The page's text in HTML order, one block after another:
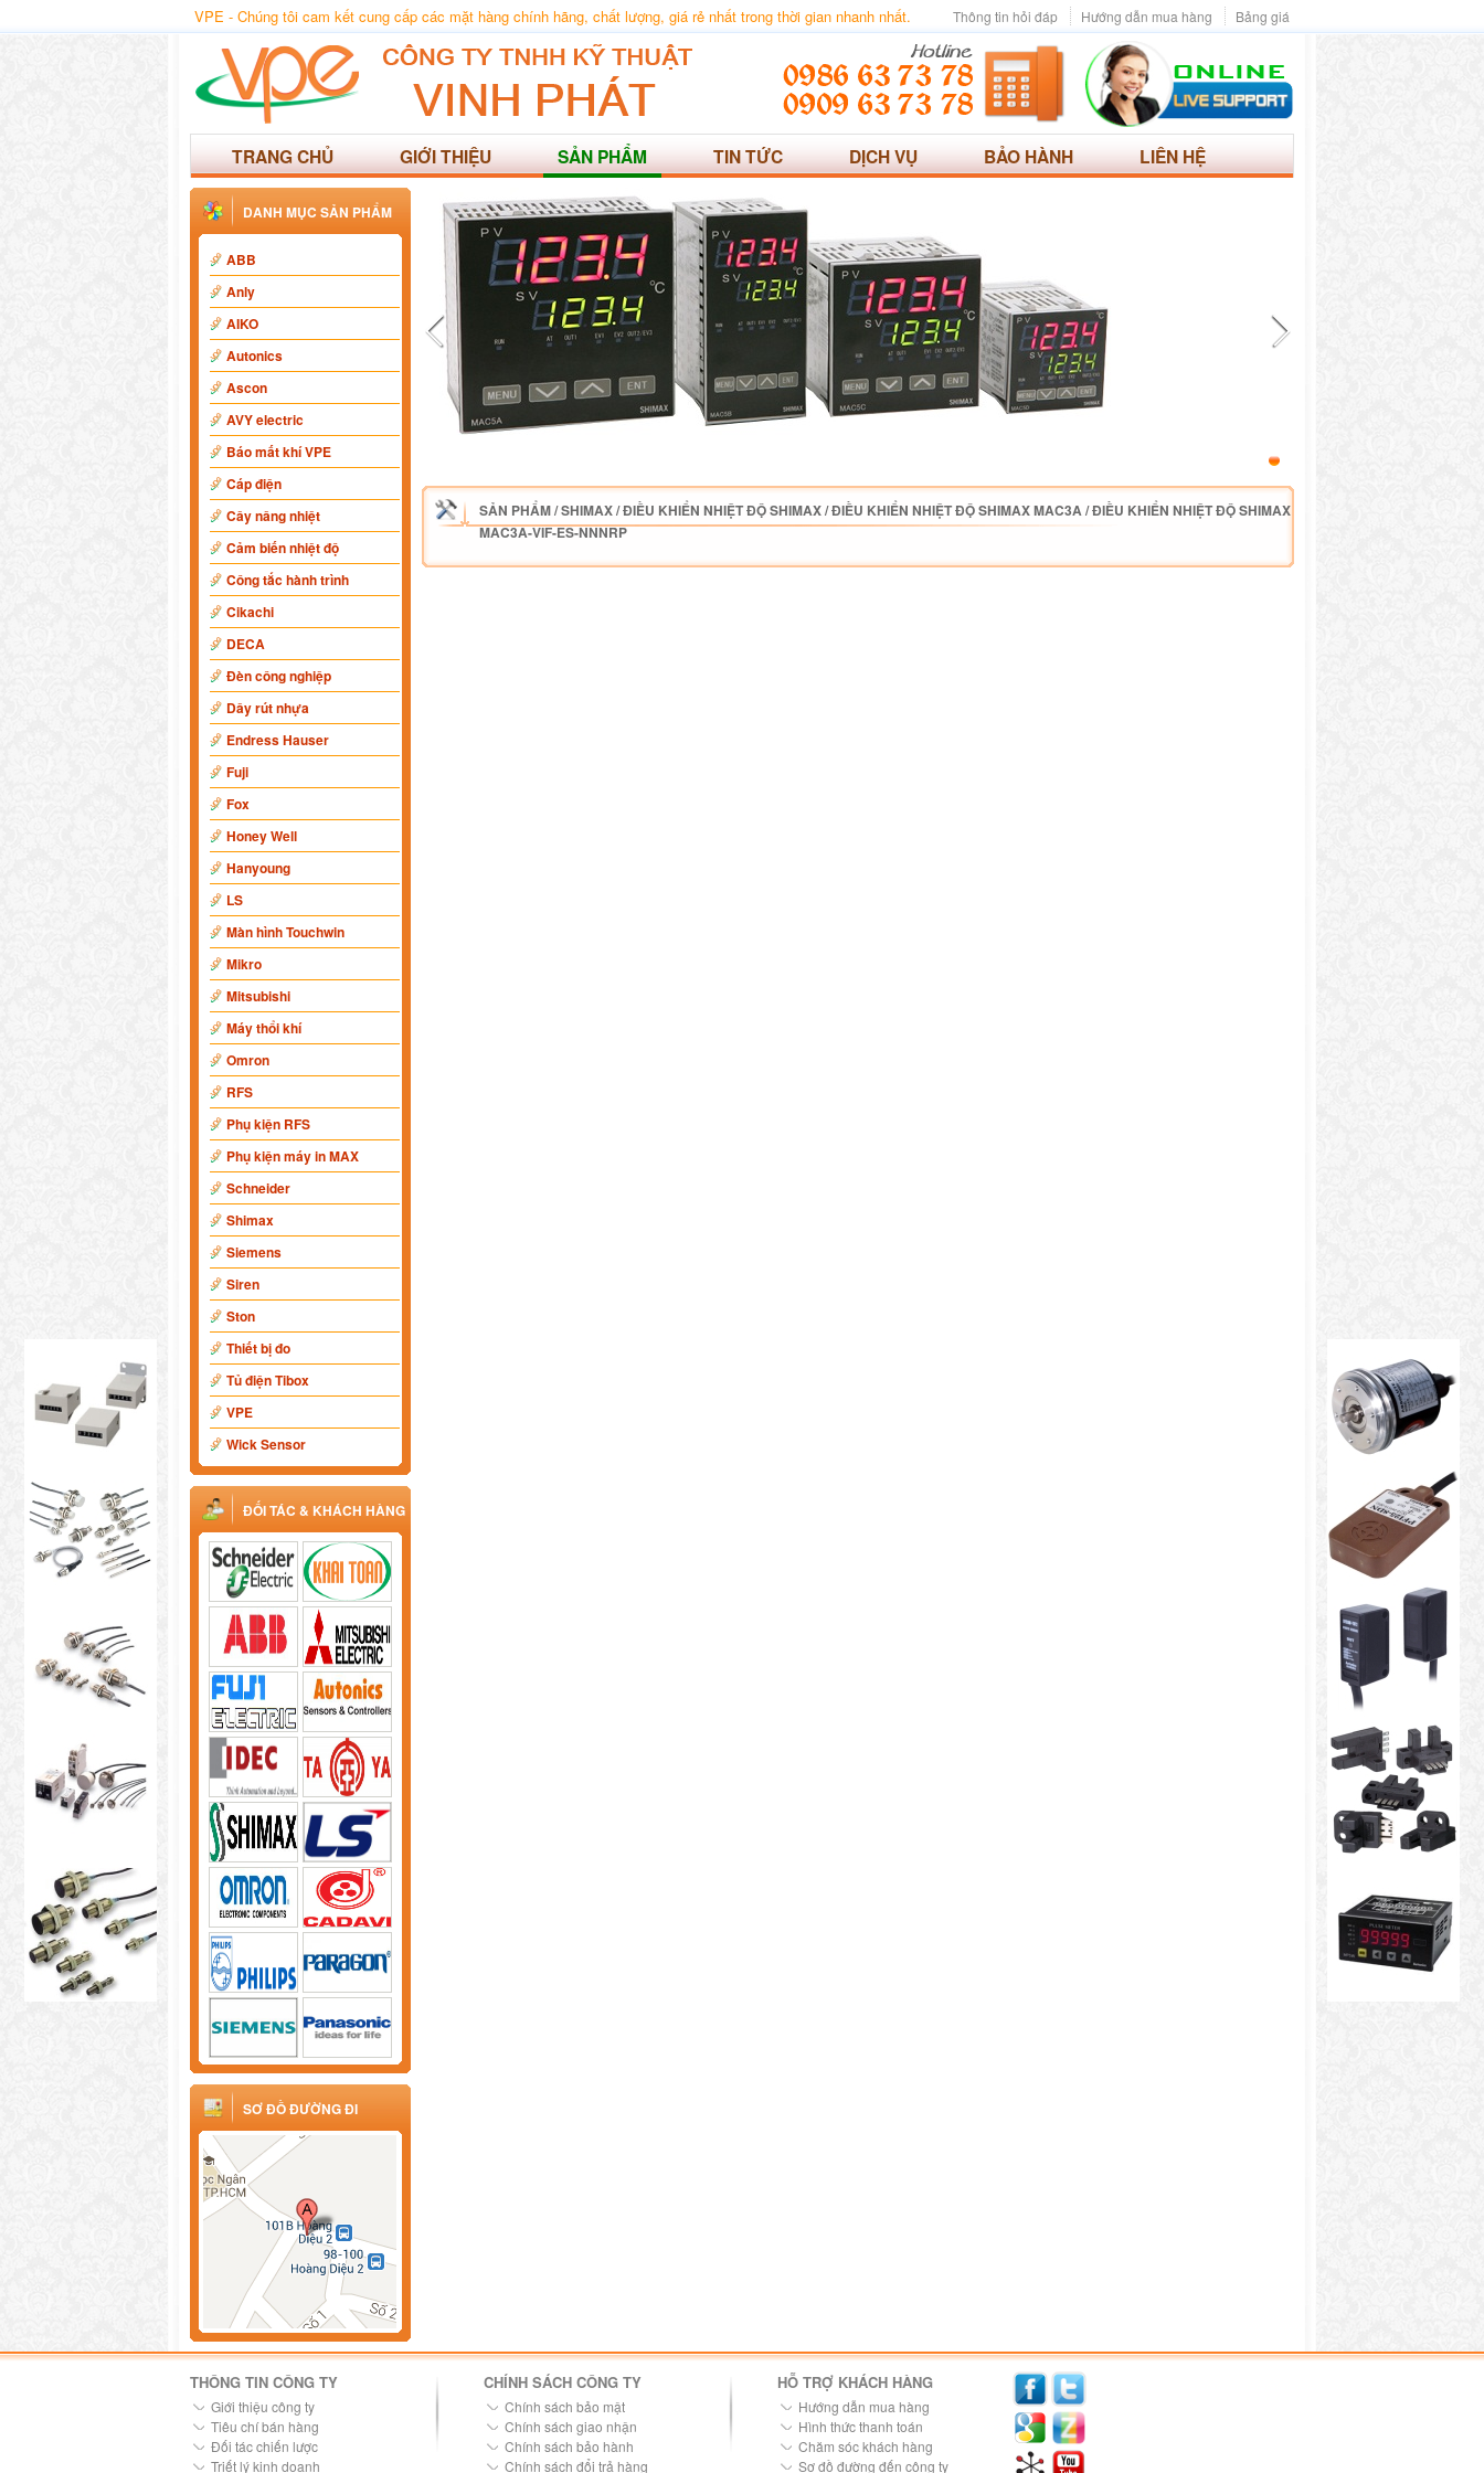
VPE - Chúng tôi cam kết cung cấp các mặt hàng chính hãng, chất lượng, giá rẻ nhất trong thời gian nhanh nhất. Bảng giá
Hướng dẫn mua hàng
Thông tin hỏi đáp
TRANG CHỦ GIỚI THIỆU SẢN PHẨM TIN TỨC DỊCH VỤ BẢO HÀNH LIÊN HỆ
DANH MỤC SẢN PHẨM
ABB
Anly
AIKO
Autonics
Ascon
AVY electric
Báo mất khí VPE
Cáp điện
Cây nâng nhiệt
Cảm biến nhiệt độ
Công tắc hành trình
Cikachi
DECA
Đèn công nghiệp
Dây rút nhựa
Endress Hauser
Fuji
Fox
Honey Well
Hanyoung
LS
Màn hình Touchwin
Mikro
Mitsubishi
Máy thổi khí
Omron
RFS
Phụ kiện RFS
Phụ kiện máy in MAX
Schneider
Shimax
Siemens
Siren
Ston
Thiết bị đo
Tủ điện Tibox
VPE
Wick Sensor
ĐỐI TÁC & KHÁCH HÀNG
SƠ ĐỒ ĐƯỜNG ĐI
SẢN PHẨM/SHIMAX/ĐIỀU KHIỂN NHIỆT ĐỘ SHIMAX/ĐIỀU KHIỂN NHIỆT ĐỘ SHIMAX MAC3A/ĐIỀU KHIỂN NHIỆT ĐỘ SHIMAX
MAC3A-VIF-ES-NNNRP
THÔNG TIN CÔNG TY
Giới thiệu công ty
Tiêu chí bán hàng
Đối tác chiến lược
Triết lý kinh doanh
CHÍNH SÁCH CÔNG TY
Chính sách bảo mật
Chính sách giao nhận
Chính sách bảo hành
Chính sách đổi trả hàng
HỖ TRỢ KHÁCH HÀNG
Hướng dẫn mua hàng
Hình thức thanh toán
Chăm sóc khách hàng
Sơ đồ đường đến công ty